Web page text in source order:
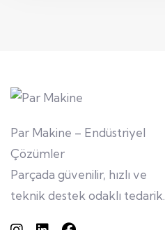
Par Makine – Endüstriyel
Çözümler
Parçada güvenilir, hızlı ve
teknik destek odaklı tedarik.